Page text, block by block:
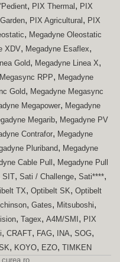
, PIX Thermal , PIX
, PIX Agricultural , PIX
, Megadyne Oleostatic
XDV, Megadyne Esaflex,
Gold, Megadyne Linea X,
RPP, Megadyne
Gold, Megadyne Megasync
Megapower, Megadyne
Megarib, Megadyne PV
Contrafor, Megadyne
Pluriband, Megadyne
Cable Pull , Megadyne Pull
SIT, Sati / Challenge, Sati****,
TX, Optibelt SK, Optibelt
, Gates, Mitsuboshi,
, Tagex, A4M/SMI , PIX
, CRAFT, FAG, INA, SOG,
, KOYO, EZO, TIMKEN